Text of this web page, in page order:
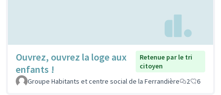
Ouvrez, ouvrez la loge aux
enfants !
Retenue par le tri
citoyen
Groupe Habitants et centre social de la Ferrandière
2 6